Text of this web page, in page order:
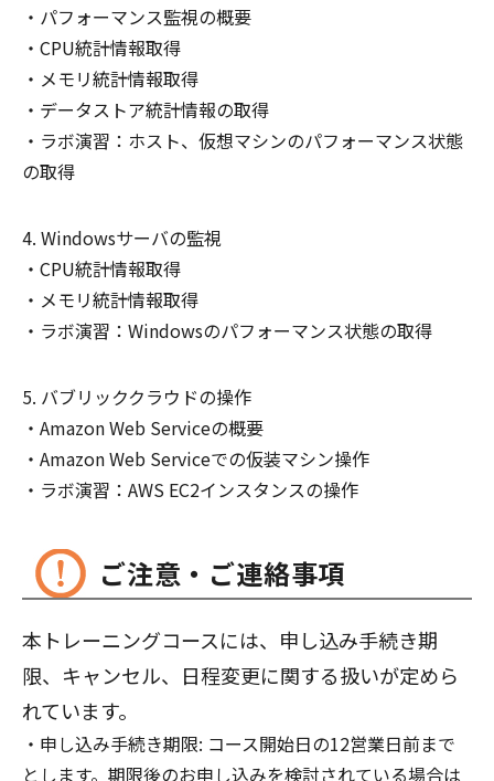
パフォーマンス監視の概要
CPU統計情報取得
メモリ統計情報取得
データストア統計情報の取得
ラボ演習：ホスト、仮想マシンのパフォーマンス状態
の取得
Windowsサーバの監視
CPU統計情報取得
メモリ統計情報取得
ラボ演習：Windowsのパフォーマンス状態の取得
バブリッククラウドの操作
Amazon Web Serviceの概要
Amazon Web Serviceでの仮装マシン操作
ラボ演習：AWS EC2インスタンスの操作
ご注意・ご連絡事項
本トレーニングコースには、申し込み手続き期
限、キャンセル、日程変更に関する扱いが定めら
れています。
申し込み手続き期限: コース開始日の12営業日前まで
とします。期限後のお申し込みを検討されている場合は